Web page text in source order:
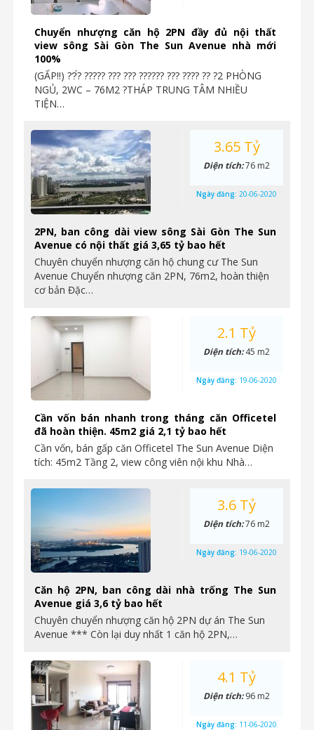
Chuyển nhượng căn hộ 2PN đầy đủ nội thất
view sông Sài Gòn The Sun Avenue nhà mới
100%
(GẤP‼️) ??́? ????? ??? ??? ?????? ??? ???? ?? ?2 PHÒNG
NGỦ, 2WC – 76M2 ?THÁP TRUNG TÂM NHIỀU
TIỆN…
2PN, ban công dài view sông Sài Gòn The Sun
Avenue có nội thất giá 3,65 tỷ bao hết
Chuyên chuyển nhượng căn hộ chung cư The Sun
Avenue Chuyển nhượng căn 2PN, 76m2, hoàn thiện
cơ bản Đặc…
3.65 Tỷ
Diện tích:76 m2
Ngày đăng: 20-06-2020
Cần vốn bán nhanh trong tháng căn Officetel
đã hoàn thiện. 45m2 giá 2,1 tỷ bao hết
Cần vốn, bán gấp căn Officetel The Sun Avenue Diện
tích: 45m2 Tầng 2, view công viên nội khu Nhà…
2.1 Tỷ
Diện tích:45 m2
Ngày đăng: 19-06-2020
Căn hộ 2PN, ban công dài nhà trống The Sun
Avenue giá 3,6 tỷ bao hết
Chuyên chuyển nhượng căn hộ 2PN dự án The Sun
Avenue *** Còn lại duy nhất 1 căn hộ 2PN,…
3.6 Tỷ
Diện tích:76 m2
Ngày đăng: 19-06-2020
4.1 Tỷ
Diện tích:96 m2
Ngày đăng: 11-06-2020